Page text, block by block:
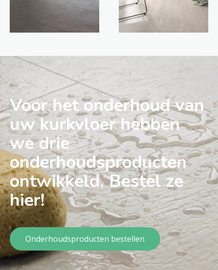
Voor het onderhoud van
uw kurkvloer hebben
we drie
onderhoudsproducten
ontwikkeld. Bestel ze
hier!
Onderhoudsproducten bestellen